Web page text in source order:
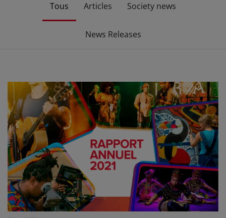
Tous Articles Society news
News Releases